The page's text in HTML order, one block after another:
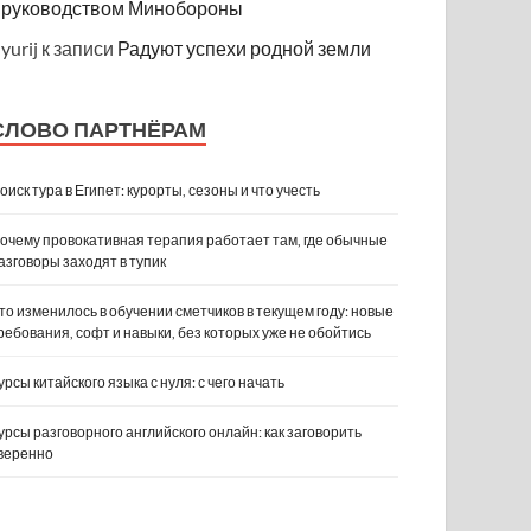
руководством Минобороны
yurij к записи Радуют успехи родной земли
ПАРТНЁРАМ
тура в Египет: курорты, сезоны и что учесть
провокативная терапия работает там, где обычные
заходят в тупик
изменилось в обучении сметчиков в текущем году: новые
софт и навыки, без которых уже не обойтись
китайского языка с нуля: с чего начать
разговорного английского онлайн: как заговорить